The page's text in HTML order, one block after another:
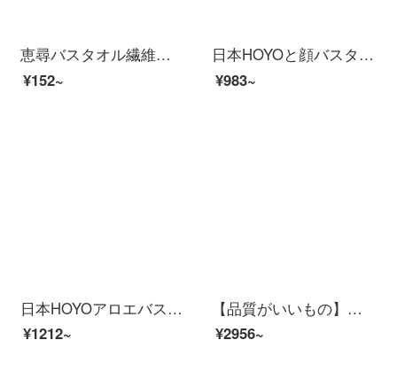
恵尋バスタオル繊維純色プリントバスタオル柔軟吸水親肌大バスタオル男女家庭用70×140 cmブルー
¥152~
日本HOYOと顔バスタオル大人男女家庭用綿バスタオル吸水速乾タオル柔軟大タオルはマスタードを着用できます。
¥983~
日本HOYOアロエバスタオル家庭用男女純綿バスタオル敏感肌用吸水速乾綿厚巾桜若
¥1212~
【品質がいいもの】カップルバスタオル吸水綿男女家庭用大人純綿吸水速乾柔ホテルタオルスモッグブルー
¥2956~